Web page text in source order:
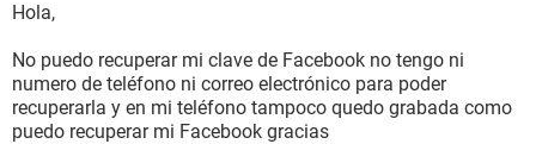
Hola,
No puedo recuperar mi clave de Facebook no tengo ni
numero de teléfono ni correo electrónico para poder
recuperarla y en mi teléfono tampoco quedo grabada como
puedo recuperar mi Facebook gracias